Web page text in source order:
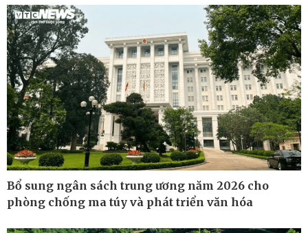
Tin nóng
Tư vấn luật
Bóng đá quốc tế
Bóng đá Việt Nam
Thế giới thể thao
Lịch thi đấu bóng đá
eSports
Hậu trường
Bổ sung ngân sách trung ương năm 2026 cho
phòng chống ma túy và phát triển văn hóa